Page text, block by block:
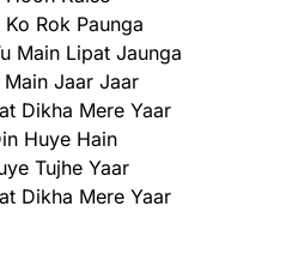
Rok Paunga
Main Lipat Jaunga
Main Jaar Jaar
Dikha Mere Yaar
Huye Hain
Tujhe Yaar
Dikha Mere Yaar